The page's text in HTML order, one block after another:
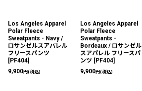
Los Angeles Apparel
Polar Fleece
Sweatpants - Navy /
ロサンゼルスアパレル
フリースパンツ
[PF404]
9,900円(税込)
Los Angeles Apparel
Polar Fleece
Sweatpants -
Bordeaux / ロサンゼル
スアパレル フリースパ
ンツ [PF404]
9,900円(税込)